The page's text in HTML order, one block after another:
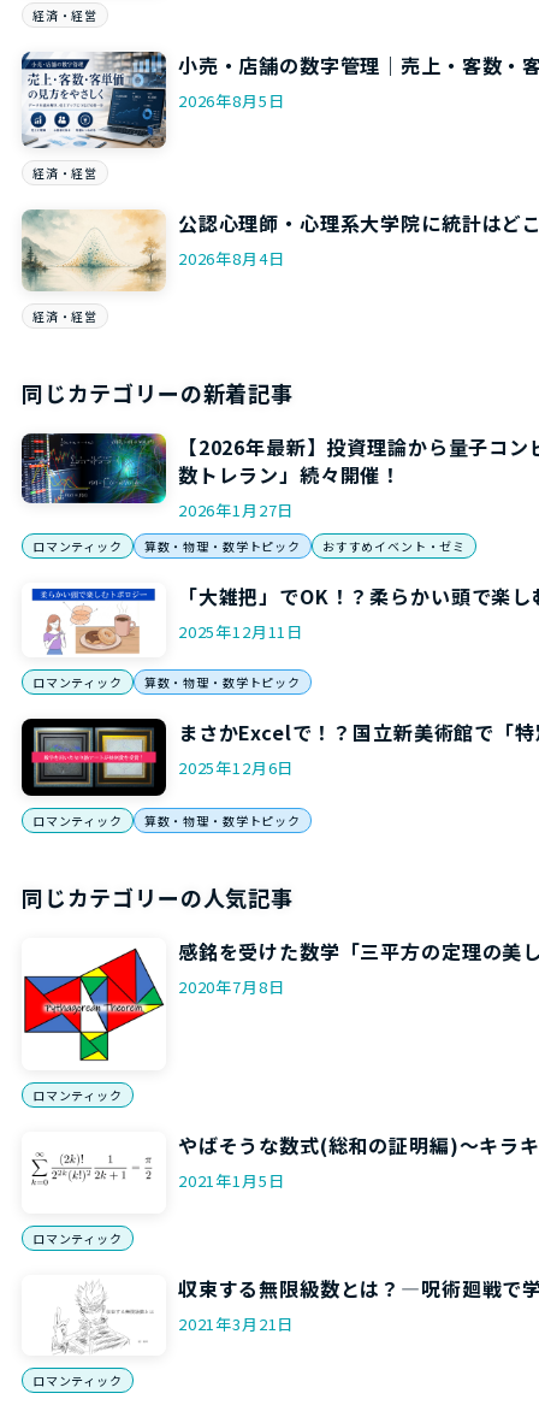
経済・経営
小売・店舗の数字管理｜売上・客数・
2026年8月5日
経済・経営
公認心理師・心理系大学院に統計はど
2026年8月4日
経済・経営
同じカテゴリーの新着記事
【2026年最新】投資理論から量子コ
数トレラン」続々開催！
2026年1月27日
ロマンティック 算数・物理・数学トピック おすすめイベント・ゼミ
「大雑把」でOK！？柔らかい頭で楽
2025年12月11日
ロマンティック 算数・物理・数学トピック
まさかExcelで！？国立新美術館で「
2025年12月6日
ロマンティック 算数・物理・数学トピック
同じカテゴリーの人気記事
感銘を受けた数学「三平方の定理の美
2020年7月8日
ロマンティック
やばそうな数式(総和の証明編)～キラ
2021年1月5日
ロマンティック
収束する無限級数とは？―呪術廻戦で
2021年3月21日
ロマンティック